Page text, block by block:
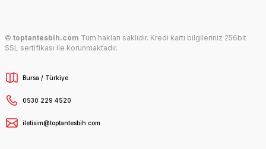
© toptantesbih.com Tüm hakları saklıdır. Kredi kartı bilgileriniz 256bit
SSL sertifikası ile korunmaktadır.
Bursa / Türkiye
0530 229 4520
iletisim@toptantesbih.com